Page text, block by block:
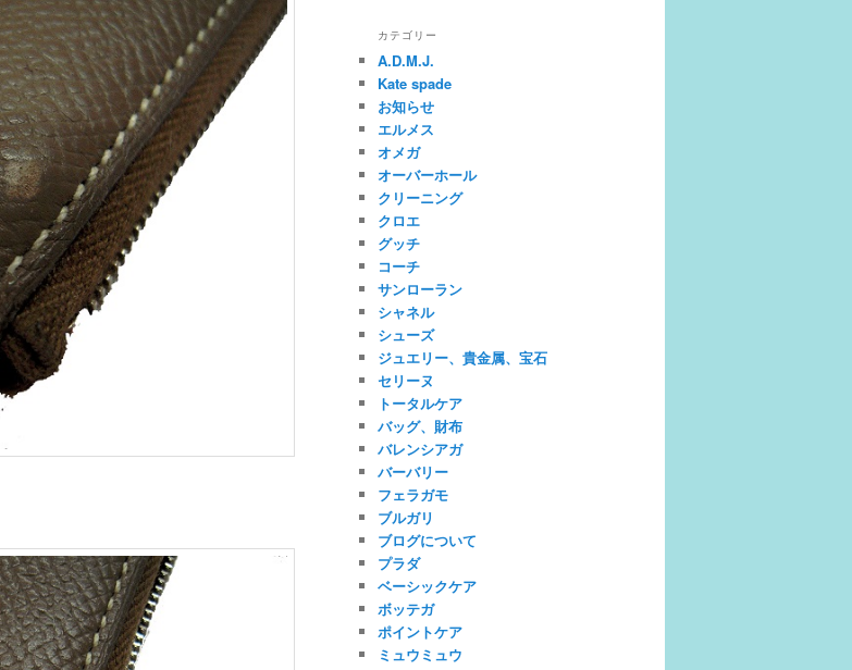
カテゴリー
A.D.M.J.
Kate spade
お知らせ
エルメス
オメガ
オーバーホール
クリーニング
クロエ
グッチ
コーチ
サンローラン
シャネル
シューズ
ジュエリー、貴金属、宝石
セリーヌ
トータルケア
バッグ、財布
バレンシアガ
バーバリー
フェラガモ
ブルガリ
ブログについて
プラダ
ベーシックケア
ボッテガ
ポイントケア
ミュウミュウ